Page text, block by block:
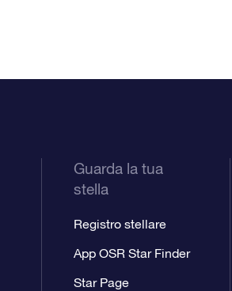
Guarda la tua
stella
Registro stellare
App OSR Star Finder
Star Page